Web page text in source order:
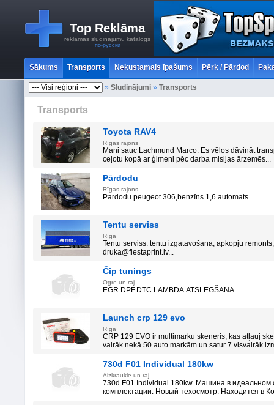
Top Reklāma
reklāmas sludinājumu katalogs
по-русски
Sākums Transports Nekustamais īpašums Pērk / Pārdod
» Sludinājumi » Transports
Transports
Toyota RAV4
Rīgas rajons
Mani sauc Lachmund Marco. Es vēlos dāvināt
ceļotu kopā ar ģimeni pēc darba misijas ārzemēs...
Pārdodu
Rīgas rajons
Pardodu peugeot 306,benzīns 1,6 automats....
Tentu serviss
Rīga
Tentu serviss: tentu izgatavošana, apkopju
druka@fiestaprint.lv...
Čip tunings
Ogre un raj.
EGR.DPF.DTC.LAMBDA.ATSLĒGŠANA...
Launch crp 129 evo
Rīga
CRP 129 EVO ir multimarku skeneris, kas atļauj
vairāk nekā 50 auto markām un satur 7 visvairāk
730d F01 Individual 180kw
Aizkraukle un raj.
730d F01 Individual 180kw. Машина в идеальном
комплектации. Новый техосмотр. Находится в